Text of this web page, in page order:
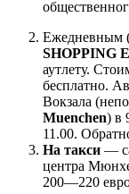
Ежедневным
SHOPPING
аутлету.
бесплатно.
Вокзала
Muenchen) в
11.00.
На такси —
центра
200—220